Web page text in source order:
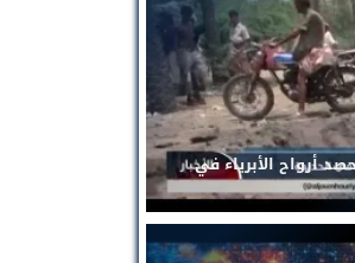
أرواح الأبرياء في